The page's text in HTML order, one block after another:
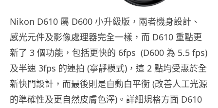
Nikon D610 屬 D600 小升級版，兩者機身設計、
感光元件及影像處理器完全一樣，而 D610 重點更
新了 3 個功能，包括更快的 6fps (D600 為 5.5 fps)
及半速 3fps 的連拍 (寧靜模式)，這 2 點均受惠於全
新快門設計，而最後則是自動白平衡 (改善人工光源
的準確性及更自然皮膚色澤)。詳細規格方面 D610